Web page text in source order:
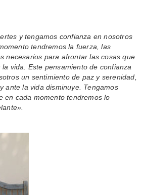
y tengamos confianza en nosotros
tendremos la fuerza, las
necesarios para afrontar las cosas que
vida. Este pensamiento de confianza
un sentimiento de paz y serenidad,
ante la vida disminuye. Tengamos
en cada momento tendremos lo